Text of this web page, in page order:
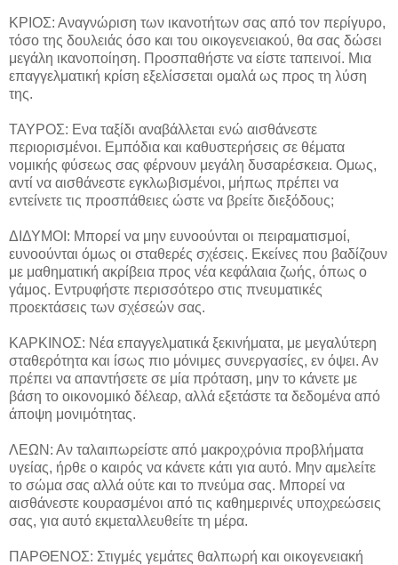
ΚΡΙΟΣ: Αναγνώριση των ικανοτήτων σας από τον περίγυρο,
τόσο της δουλειάς όσο και του οικογενειακού, θα σας δώσει
μεγάλη ικανοποίηση. Προσπαθήστε να είστε ταπεινοί. Μια
επαγγελματική κρίση εξελίσσεται ομαλά ως προς τη λύση
της.
ΤΑΥΡΟΣ: Ενα ταξίδι αναβάλλεται ενώ αισθάνεστε
περιορισμένοι. Εμπόδια και καθυστερήσεις σε θέματα
νομικής φύσεως σας φέρνουν μεγάλη δυσαρέσκεια. Ομως,
αντί να αισθάνεστε εγκλωβισμένοι, μήπως πρέπει να
εντείνετε τις προσπάθειες ώστε να βρείτε διεξόδους;
ΔΙΔΥΜΟΙ: Μπορεί να μην ευνοούνται οι πειραματισμοί,
ευνοούνται όμως οι σταθερές σχέσεις. Εκείνες που βαδίζουν
με μαθηματική ακρίβεια προς νέα κεφάλαια ζωής, όπως ο
γάμος. Εντρυφήστε περισσότερο στις πνευματικές
προεκτάσεις των σχέσεών σας.
ΚΑΡΚΙΝΟΣ: Νέα επαγγελματικά ξεκινήματα, με μεγαλύτερη
σταθερότητα και ίσως πιο μόνιμες συνεργασίες, εν όψει. Αν
πρέπει να απαντήσετε σε μία πρόταση, μην το κάνετε με
βάση το οικονομικό δέλεαρ, αλλά εξετάστε τα δεδομένα από
άποψη μονιμότητας.
ΛΕΩΝ: Αν ταλαιπωρείστε από μακροχρόνια προβλήματα
υγείας, ήρθε ο καιρός να κάνετε κάτι για αυτό. Μην αμελείτε
το σώμα σας αλλά ούτε και το πνεύμα σας. Μπορεί να
αισθάνεστε κουρασμένοι από τις καθημερινές υποχρεώσεις
σας, για αυτό εκμεταλλευθείτε τη μέρα.
ΠΑΡΘΕΝΟΣ: Στιγμές γεμάτες θαλπωρή και οικογενειακή